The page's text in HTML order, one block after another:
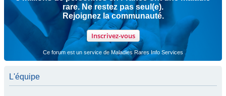
rare. Ne restez pas seul(e).
Rejoignez la communauté.
Inscrivez-vous
Ce forum est un service de Maladies Rares Info Services
L'équipe